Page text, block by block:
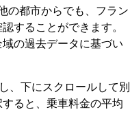
の都市からでも、フラン
することができます。
の過去データに基づい
、下にスクロールして別
ると、乗車料金の平均